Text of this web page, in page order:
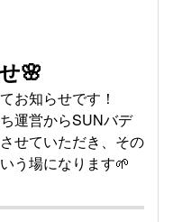
🌸
お知らせです！
運営からSUNバデ
せていただき、その
う場になります🌱